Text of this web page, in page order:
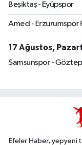
Beşiktaş - Eyüpspor
Amed - Erzurumspor
17 Ağustos,
Samsunspor -
Efeler Haber, yepyeni